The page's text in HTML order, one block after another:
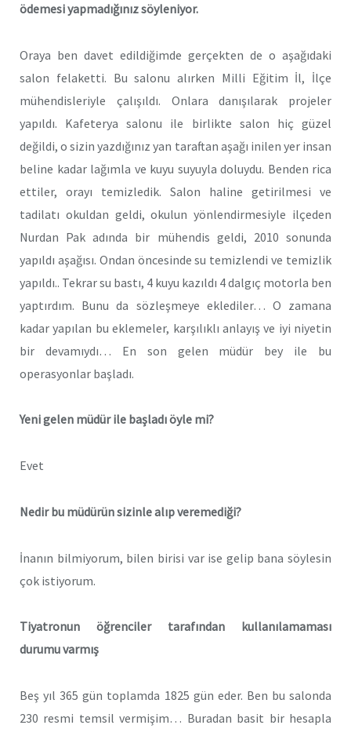
ödemesi yapmadığınız söyleniyor.
Oraya ben davet edildiğimde gerçekten de o aşağıdaki
salon felaketti. Bu salonu alırken Milli Eğitim İl, İlçe
mühendisleriyle çalışıldı. Onlara danışılarak projeler
yapıldı. Kafeterya salonu ile birlikte salon hiç güzel
değildi, o sizin yazdığınız yan taraftan aşağı inilen yer insan
beline kadar lağımla ve kuyu suyuyla doluydu. Benden rica
ettiler, orayı temizledik. Salon haline getirilmesi ve
tadilatı okuldan geldi, okulun yönlendirmesiyle ilçeden
Nurdan Pak adında bir mühendis geldi, 2010 sonunda
yapıldı aşağısı. Ondan öncesinde su temizlendi ve temizlik
yapıldı.. Tekrar su bastı, 4 kuyu kazıldı 4 dalgıç motorla ben
yaptırdım. Bunu da sözleşmeye eklediler… O zamana
kadar yapılan bu eklemeler, karşılıklı anlayış ve iyi niyetin
bir devamıydı… En son gelen müdür bey ile bu
operasyonlar başladı.
Yeni gelen müdür ile başladı öyle mi?
Evet
Nedir bu müdürün sizinle alıp veremediği?
İnanın bilmiyorum, bilen birisi var ise gelip bana söylesin
çok istiyorum.
Tiyatronun öğrenciler tarafından kullanılamaması
durumu varmış
Beş yıl 365 gün toplamda 1825 gün eder. Ben bu salonda
230 resmi temsil vermişim… Buradan basit bir hesapla